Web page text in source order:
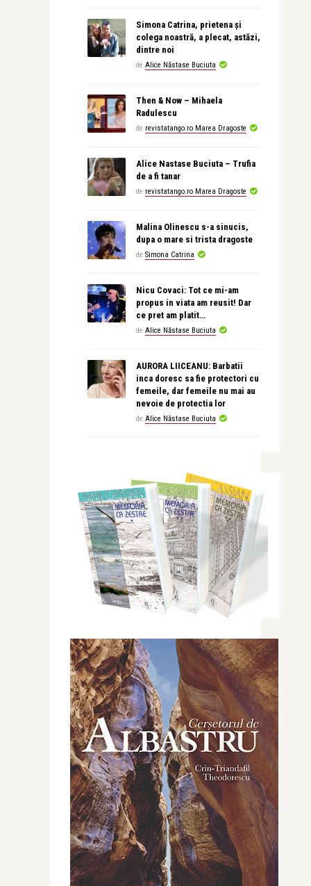
Simona Catrina, prietena și
colega noastră, a plecat, astăzi,
dintre noi
de Alice Năstase Buciuta
Then & Now – Mihaela
Radulescu
de revistatango.ro Marea Dragoste
Alice Nastase Buciuta – Trufia
de a fi tanar
de revistatango.ro Marea Dragoste
Malina Olinescu s-a sinucis,
dupa o mare si trista dragoste
de Simona Catrina
Nicu Covaci: Tot ce mi-am
propus in viata am reusit! Dar
ce pret am platit…
de Alice Năstase Buciuta
AURORA LIICEANU: Barbatii
inca doresc sa fie protectori cu
femeile, dar femeile nu mai au
nevoie de protectia lor
de Alice Năstase Buciuta